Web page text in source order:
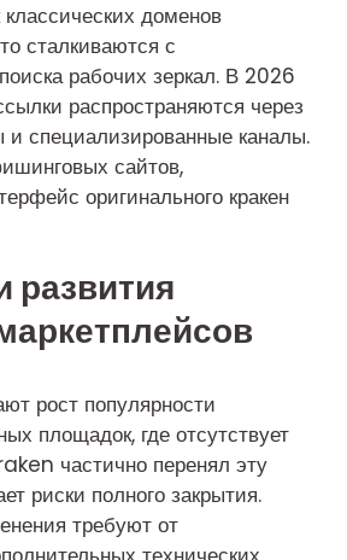
доменов
сталкиваются с
рабочих зеркал. В 2026
распространяются через
специализированные каналы.
сайтов,
оригинального кракен
развития
рост популярности
площадок, где отсутствует
частично перенял эту
риски полного закрытия.
требуют от